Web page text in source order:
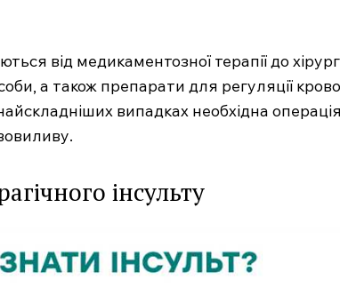
від медикаментозної терапії до
а також препарати для регуляції
випадках необхідна
інсульту